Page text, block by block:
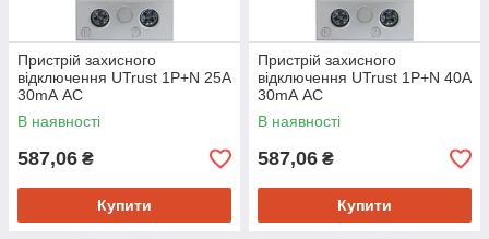
Пристрій захисного
відключення UTrust 1P+N 25А
30mА АС
В наявності
587,06 ₴
Купити
Пристрій захисного
відключення UTrust 1P+N 40А
30mА АС
В наявності
587,06 ₴
Купити